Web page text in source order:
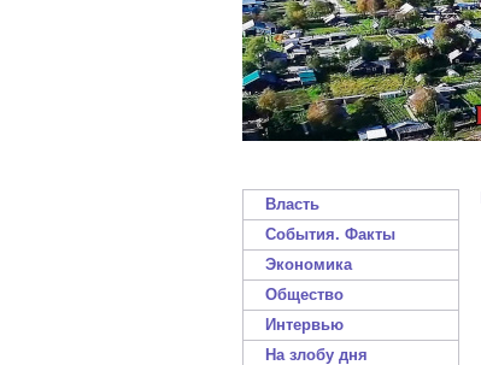
Власть
События. Факты
Экономика
Общество
Интервью
На злобу дня